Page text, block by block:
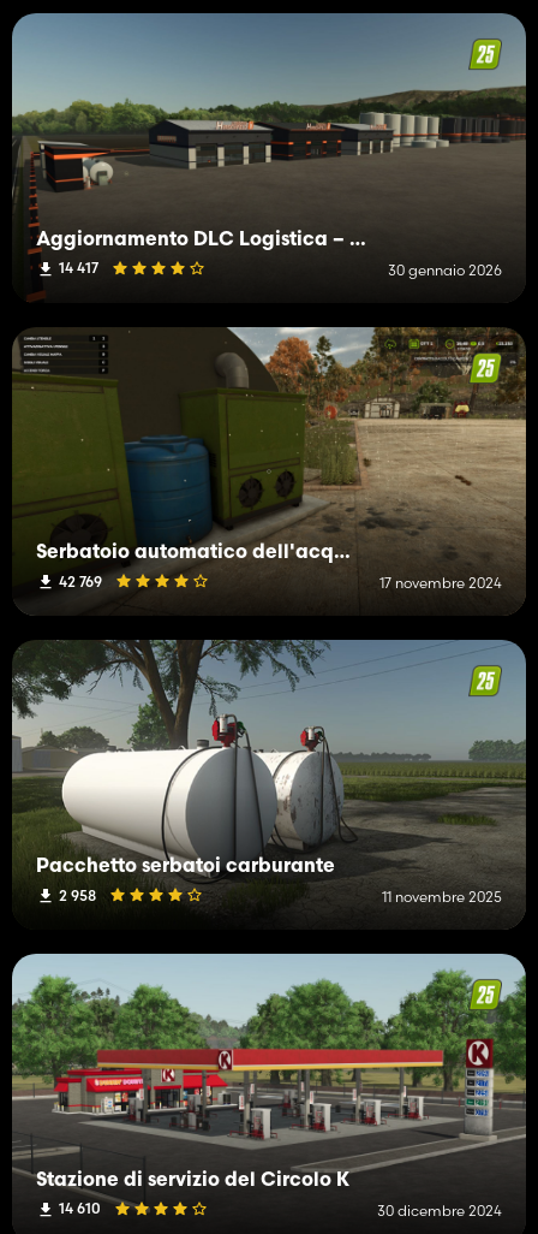
Aggiornamento DLC Logistica – Nuovi edifici e funzionalità per Farming Simulator 25
14 417 30 gennaio 2026
Serbatoio automatico dell'acqua per serre e animali
42 769 17 novembre 2024
Pacchetto serbatoi carburante
2 958 11 novembre 2025
Stazione di servizio del Circolo K
14 610 30 dicembre 2024